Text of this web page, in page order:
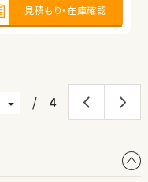
見積もり・在庫確認
1,000cc 整備 法定整備付
見積もり・在庫確認
/ 4